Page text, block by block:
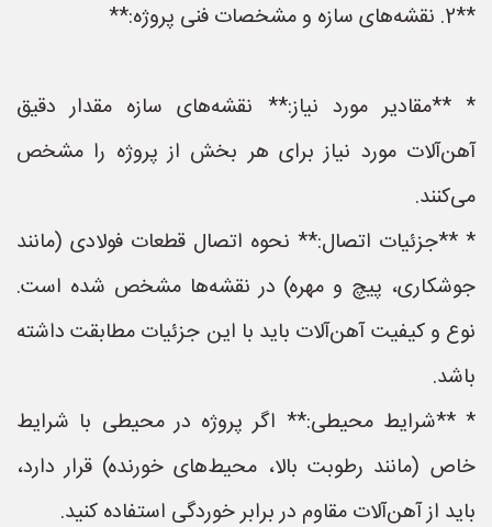
**2. نقشه‌های سازه و مشخصات فنی پروژه:**
* **مقادیر مورد نیاز:** نقشه‌های سازه مقدار دقیق
آهن‌آلات مورد نیاز برای هر بخش از پروژه را مشخص
می‌کنند.
* **جزئیات اتصال:** نحوه اتصال قطعات فولادی (مانند
جوشکاری، پیچ و مهره) در نقشه‌ها مشخص شده است.
نوع و کیفیت آهن‌آلات باید با این جزئیات مطابقت داشته
باشد.
* **شرایط محیطی:** اگر پروژه در محیطی با شرایط
خاص (مانند رطوبت بالا، محیط‌های خورنده) قرار دارد،
باید از آهن‌آلات مقاوم در برابر خوردگی استفاده کنید.